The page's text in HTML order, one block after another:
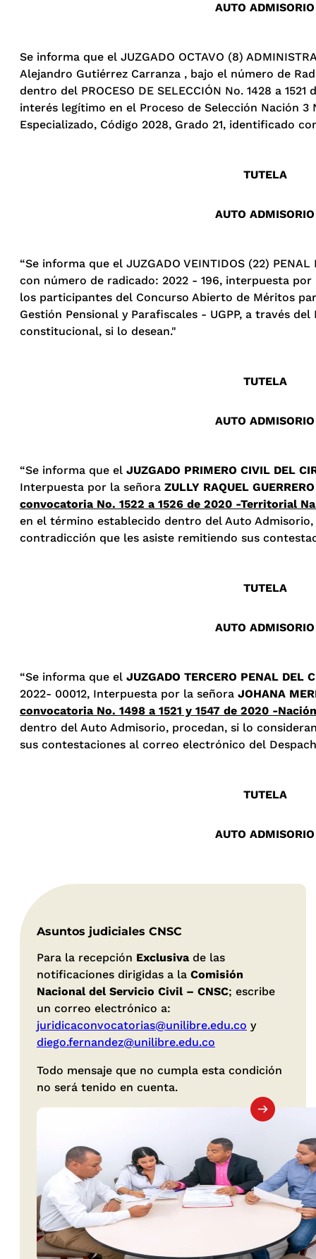
AUTO ADMISORIO
Se informa que el JUZGADO OCTAVO (8)
Alejandro Gutiérrez Carranza , bajo el número de
dentro del PROCESO DE SELECCIÓN No. 1428 a
interés legítimo en el Proceso de Selección Nación
Especializado, Código 2028, Grado 21, identificado
TUTELA
AUTO ADMISORIO
“Se informa que el JUZGADO VEINTIDOS (22)
con número de radicado: 2022 - 196, interpuesta
los participantes del Concurso Abierto de Méritos
Gestión Pensional y Parafiscales - UGPP, a través
constitucional, si lo desean."
TUTELA
AUTO ADMISORIO
“Se informa que el JUZGADO PRIMERO CIVIL DEL
Interpuesta por la señora ZULLY RAQUEL
convocatoria No. 1522 a 1526 de 2020 -Territorial
en el término establecido dentro del Auto
contradicción que les asiste remitiendo sus
TUTELA
AUTO ADMISORIO
“Se informa que el JUZGADO TERCERO PENAL DEL
2022- 00012, Interpuesta por la señora JOHANA
convocatoria No. 1498 a 1521 y 1547 de 2020 -
dentro del Auto Admisorio, procedan, si lo
sus contestaciones al correo electrónico del
TUTELA
AUTO ADMISORIO
Asuntos judiciales CNSC
Para la recepción Exclusiva de las
notificaciones dirigidas a la Comisión
Nacional del Servicio Civil – CNSC; escribe
un correo electrónico a:
juridicaconvocatorias@unilibre.edu.co y
diego.fernandez@unilibre.edu.co
Todo mensaje que no cumpla esta condición
no será tenido en cuenta.